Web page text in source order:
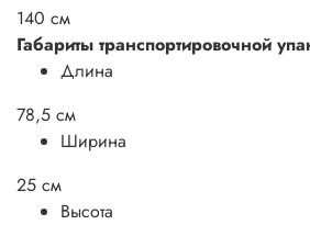
140 см
Габариты транспортировочной
Длина
78,5 см
Ширина
25 см
Высота